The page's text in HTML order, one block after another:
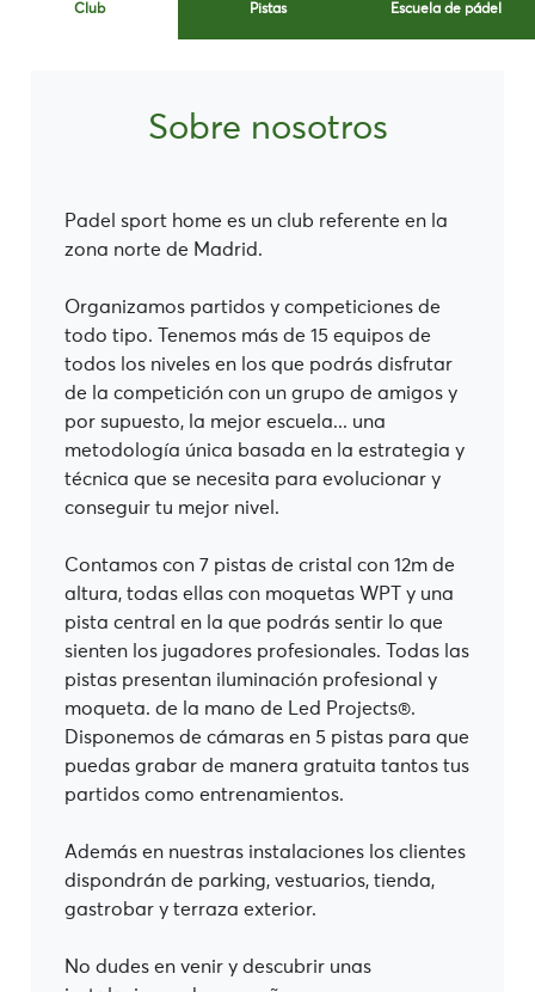
Club Pistas Escuela de pádel
Sobre nosotros
Padel sport home es un club referente en la
zona norte de Madrid.
Organizamos partidos y competiciones de
todo tipo. Tenemos más de 15 equipos de
todos los niveles en los que podrás disfrutar
de la competición con un grupo de amigos y
por supuesto, la mejor escuela... una
metodología única basada en la estrategia y
técnica que se necesita para evolucionar y
conseguir tu mejor nivel.
Contamos con 7 pistas de cristal con 12m de
altura, todas ellas con moquetas WPT y una
pista central en la que podrás sentir lo que
sienten los jugadores profesionales. Todas las
pistas presentan iluminación profesional y
moqueta. de la mano de Led Projects®.
Disponemos de cámaras en 5 pistas para que
puedas grabar de manera gratuita tantos tus
partidos como entrenamientos.
Además en nuestras instalaciones los clientes
dispondrán de parking, vestuarios, tienda,
gastrobar y terraza exterior.
No dudes en venir y descubrir unas